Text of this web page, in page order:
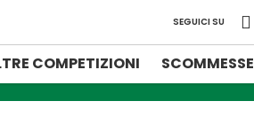
SEGUICI SU
COMPETIZIONI SCOMMESSE